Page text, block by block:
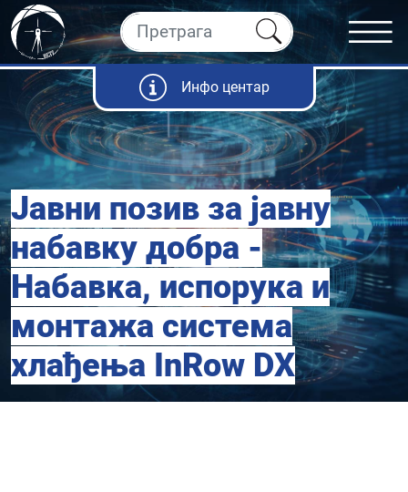
Инфо центар
Јавни позив за јавну
набавку добра -
Набавка, испорука и
монтажа система
хлађења InRow DX